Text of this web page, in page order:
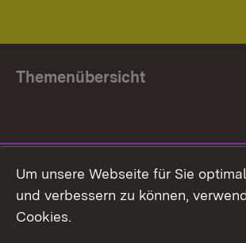
Themenübersicht
Facebook
Um unsere Webseite für Sie
und verbessern zu können,
Cookies.